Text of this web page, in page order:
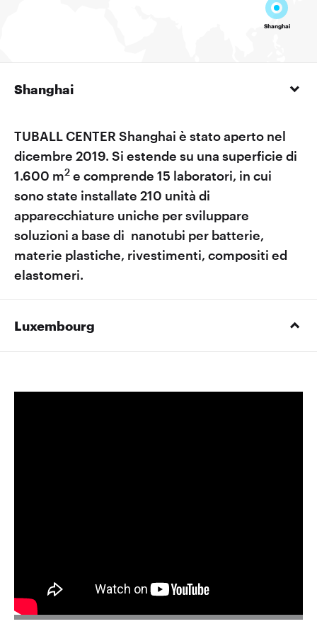
Shanghai
TUBALL CENTER Shanghai è stato aperto nel
dicembre 2019. Si estende su una superficie di
1.600 m2 e comprende 15 laboratori, in cui
sono state installate 210 unità di
apparecchiature uniche per sviluppare
soluzioni a base di nanotubi per batterie,
materie plastiche, rivestimenti, compositi ed
elastomeri.
Luxembourg